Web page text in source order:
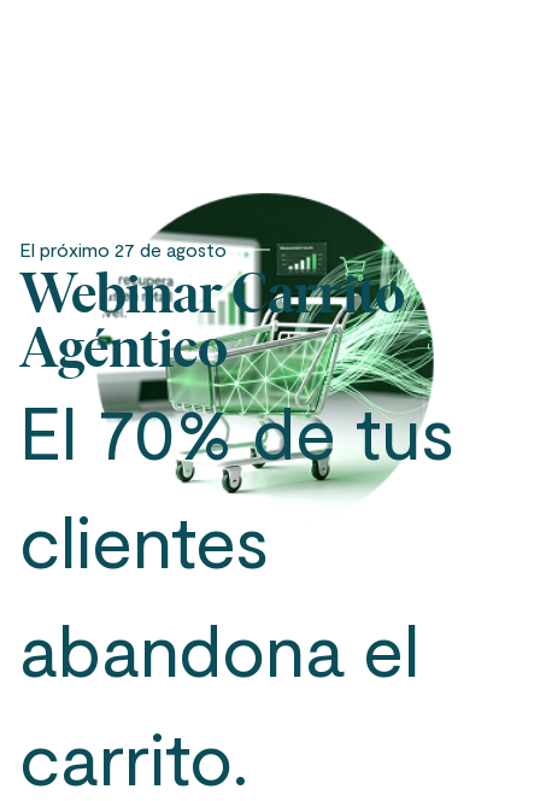
El próximo 27 de agosto
Webinar Carrito
Agéntico
El 70% de tus
clientes
abandona el
carrito.